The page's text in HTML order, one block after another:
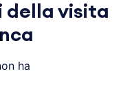
della visita
ha